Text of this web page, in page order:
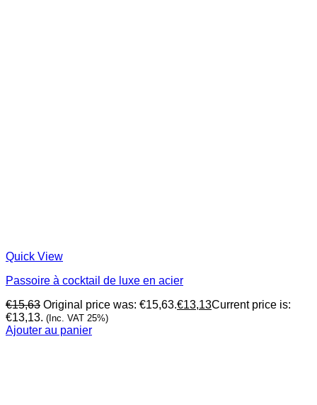
Quick View
Passoire à cocktail de luxe en acier
€15,63 Original price was: €15,63.€13,13Current price is:
€13,13. (Inc. VAT 25%)
Ajouter au panier